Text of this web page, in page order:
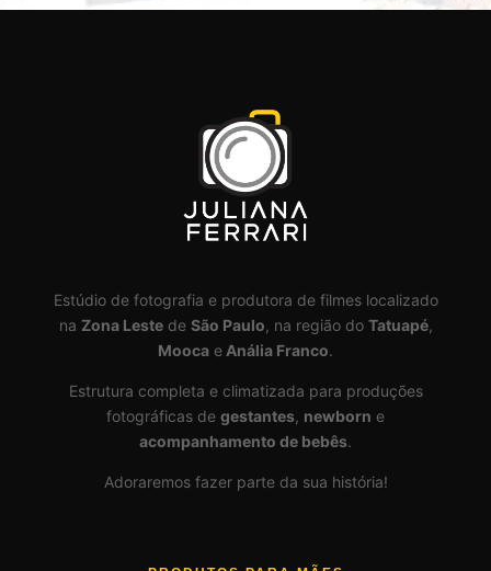
Estúdio de fotografia e produtora de filmes localizado
na Zona Lestede São Paulo, na região do Tatuapé,
Mooca e Anália Franco.
Estrutura completa e climatizada para produções
fotográficas de gestantes, newborn e
acompanhamento de bebês.
Adoraremos fazer parte da sua história!